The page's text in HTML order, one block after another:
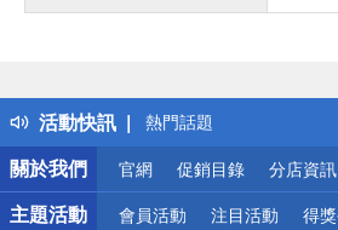
活動快訊
得獎公告
熱門話題
銀行優惠
偏遠地區配送
詐騙網頁！請小心！
關於我們
官網 促銷目錄 分店資訊
主題活動 會員活動 注目活動 得